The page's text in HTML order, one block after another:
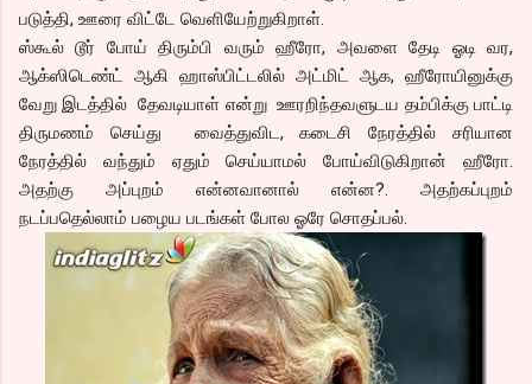
படுத்தி, ஊரை விட்டே வெளியேற்றுகிறாள்.
ஸ்கூல் டூர் போய் திரும்பி வரும் ஹீரோ, அவளை தேடி ஓடி வர,
ஆக்ஸிடெண்ட் ஆகி ஹாஸ்பிட்டலில் அட்மிட் ஆக, ஹீரோயினுக்கு
வேறு இடத்தில் தேவடியாள் என்று ஊரறிந்தவளுடய தம்பிக்கு பாட்டி
திருமணம் செய்து வைத்துவிட, கடைசி நேரத்தில் சரியான
நேரத்தில் வந்தும் ஏதும் செய்யாமல் போய்விடுகிறான் ஹீரோ.
அதற்கு அப்புறம் என்னவானால் என்ன?. அதற்கப்புறம்
நடப்பதெல்லாம் பழைய படங்கள் போல ஓரே சொதப்பல்.